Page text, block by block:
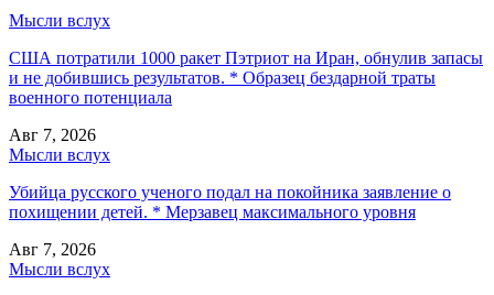
Мысли вслух
США потратили 1000 ракет Пэтриот на Иран, обнулив запасы
и не добившись результатов. * Образец бездарной траты
военного потенциала
Авг 7, 2026
Мысли вслух
Убийца русского ученого подал на покойника заявление о
похищении детей. * Мерзавец максимального уровня
Авг 7, 2026
Мысли вслух